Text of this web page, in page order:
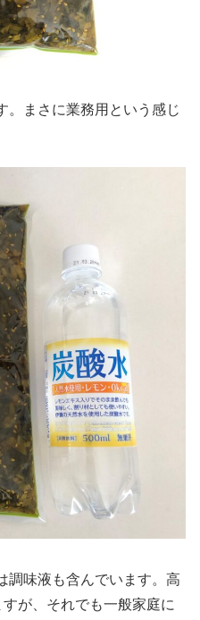
。まさに業務用という感じ
調味液も含んでいます。高
が、それでも一般家庭に